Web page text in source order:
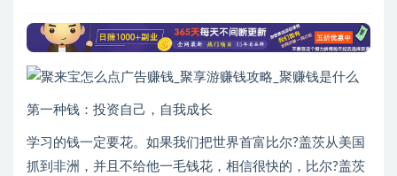
第一种钱：投资自己，自我成长
学习的钱一定要花。如果我们把世界首富比尔?盖茨从美国
抓到非洲，并且不给他一毛钱花，相信很快的，比尔?盖茨